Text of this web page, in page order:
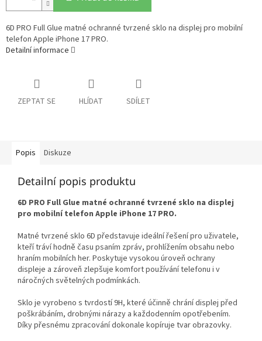
6D PRO Full Glue matné ochranné tvrzené sklo na displej pro mobilní
telefon Apple iPhone 17 PRO.
Detailní informace
ZEPTAT SE HLÍDAT SDÍLET
Popis Diskuze
Detailní popis produktu
6D PRO Full Glue matné ochranné tvrzené sklo na displej
pro mobilní telefon Apple iPhone 17 PRO.
Matné tvrzené sklo 6D představuje ideální řešení pro uživatele,
kteří tráví hodně času psaním zpráv, prohlížením obsahu nebo
hraním mobilních her. Poskytuje vysokou úroveň ochrany
displeje a zároveň zlepšuje komfort používání telefonu i v
náročných světelných podmínkách.
Sklo je vyrobeno s tvrdostí 9H, které účinně chrání displej před
poškrábáním, drobnými nárazy a každodenním opotřebením.
Díky přesnému zpracování dokonale kopíruje tvar obrazovky.